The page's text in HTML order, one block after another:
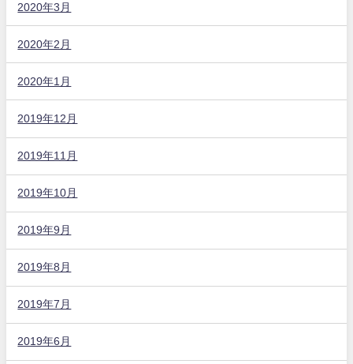
2020年3月
2020年2月
2020年1月
2019年12月
2019年11月
2019年10月
2019年9月
2019年8月
2019年7月
2019年6月